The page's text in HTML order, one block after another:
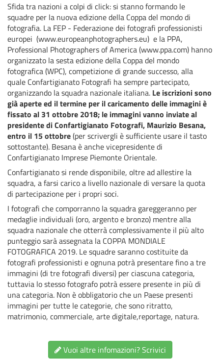
Sfida tra nazioni a colpi di click: si stanno formando le
squadre per la nuova edizione della Coppa del mondo di
fotografia. La FEP - Federazione dei fotografi professionisti
europei (www.europeanphotographers.eu) e la PPA,
Professional Photographers of America (www.ppa.com) hanno
organizzato la sesta edizione della Coppa del mondo
fotografica (WPC), competizione di grande successo, alla
quale Confartigianato Fotografi ha sempre partecipato,
organizzando la squadra nazionale italiana. Le iscrizioni sono
già aperte ed il termine per il caricamento delle immagini è
fissato al 31 ottobre 2018; le immagini vanno inviate al
presidente di Confartigianato Fotografi, Maurizio Besana,
entro il 15 ottobre(per scrivergli è sufficiente usare il tasto
sottostante). Besana è anche vicepresidente di
Confartigianato Imprese Piemonte Orientale.
Confartigianato si rende disponibile, oltre ad allestire la
squadra, a farsi carico a livello nazionale di versare la quota
di partecipazione per i propri soci.
I fotografi che comporranno la squadra gareggeranno per
medaglie individuali (oro, argento e bronzo) mentre alla
squadra nazionale che otterrà complessivamente il più alto
punteggio sarà assegnata la COPPA MONDIALE
FOTOGRAFICA 2019. Le squadre saranno costituite da
fotografi professionisti e ognuna potrà presentare fino a tre
immagini (di tre fotografi diversi) per ciascuna categoria,
tuttavia lo stesso fotografo potrà essere presente in più di
una categoria. Non è obbligatorio che un Paese presenti
immagini per tutte le categorie, che sono ritratto,
matrimonio, commerciale, arte digitale,reportage, natura.
Vuoi altre infomazioni? Scrivici